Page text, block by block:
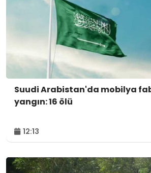
Suudi Arabistan'da mobilya
yangın: 16 ölü
12:13